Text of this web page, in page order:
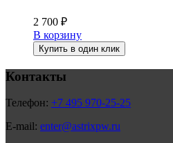
2 700 ₽
В корзину
Купить в один клик
Контакты
Телефон: +7 495 970-25-25
E-mail: enter@astrixpw.ru